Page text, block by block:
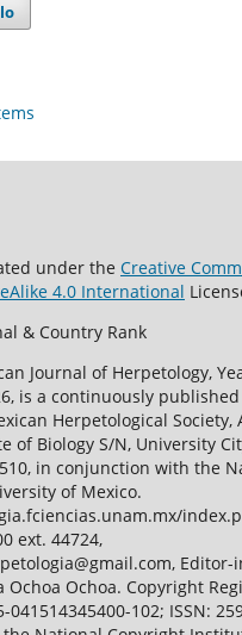
under the Creative
4.0 International
Journal of Herpetology,
is a continuously
Herpetological Society,
of Biology S/N, University
in conjunction with the
of Mexico.
ext. 44724,
Editor-
Ochoa Ochoa. Copyright
102; ISSN: